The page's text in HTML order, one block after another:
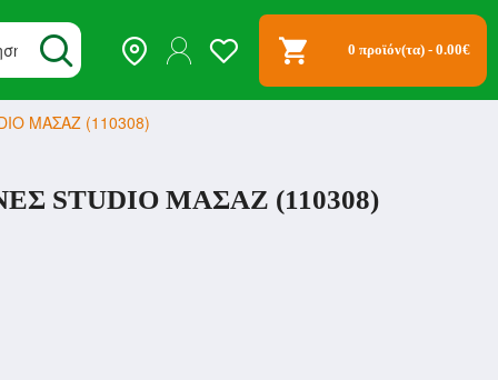
0 προϊόν(τα) - 0.00€
ΜΑΣΑΖ (110308)
STUDIO ΜΑΣΑΖ (110308)